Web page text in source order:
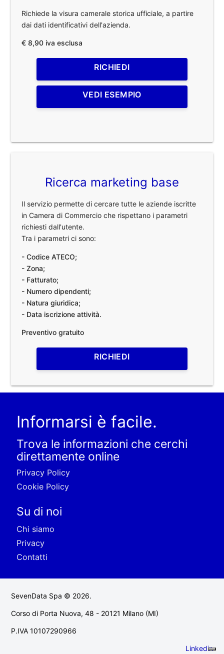
Richiede la visura camerale storica ufficiale, a partire
dai dati identificativi dell'azienda.
€ 8,90 iva esclusa
RICHIEDI
VEDI ESEMPIO
Ricerca marketing base
Il servizio permette di cercare tutte le aziende iscritte
in Camera di Commercio che rispettano i parametri
richiesti dall'utente.
Tra i parametri ci sono:
- Codice ATECO;
- Zona;
- Fatturato;
- Numero dipendenti;
- Natura giuridica;
- Data iscrizione attività.
Preventivo gratuito
RICHIEDI
Informarsi è facile.
Trova le informazioni che cerchi
direttamente online
Privacy Policy
Cookie Policy
Su di noi
Chi siamo
Privacy
Contatti
SevenData Spa © 2026.
Corso di Porta Nuova, 48 - 20121 Milano (MI)
P.IVA 10107290966
Linkedin